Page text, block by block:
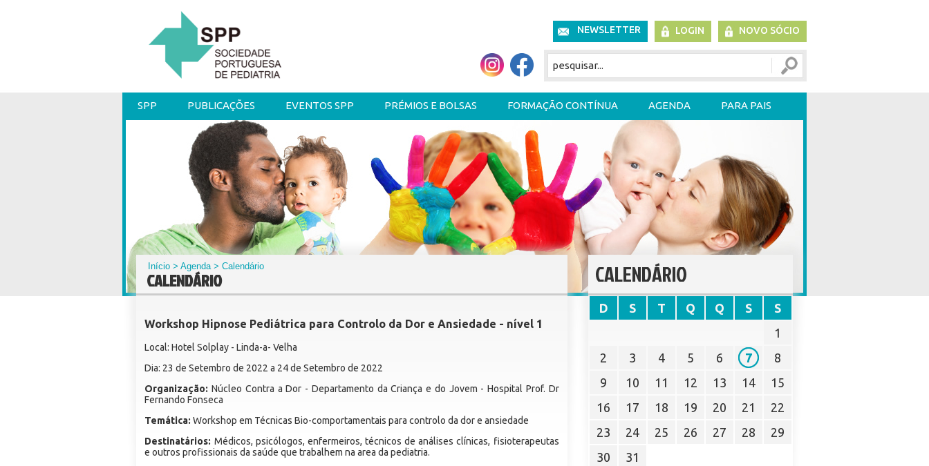
NEWSLETTER LOGIN NOVO SÓCIO
SPP PUBLICAÇÕES EVENTOS SPP PRÉMIOS E BOLSAS FORMAÇÃO CONTÍNUA AGENDA PARA PAIS
Início >Agenda> Calendário
CALENDÁRIO
Workshop Hipnose Pediátrica para Controlo da Dor e Ansiedade - nível 1
Local: Hotel Solplay - Linda-a- Velha
Dia: 23 de Setembro de 2022 a 24 de Setembro de 2022
Organização:Núcleo Contra a Dor - Departamento da Criança e do Jovem - Hospital Prof. Dr
Fernando Fonseca
Temática:Workshop em Técnicas Bio-comportamentais para controlo da dor e ansiedade
Destinatários: Médicos, psicólogos, enfermeiros, técnicos de análises clínicas, fisioterapeutas
e outros profissionais da saúde que trabalhem na area da pediatria.
CALENDÁRIO
D S T Q Q S
S
1
2
3 4 5 6 7
8
9
10 11 12 13 14
15
16
17 18 19 20 21
22
23
24 25 26 27 28
29
30
31